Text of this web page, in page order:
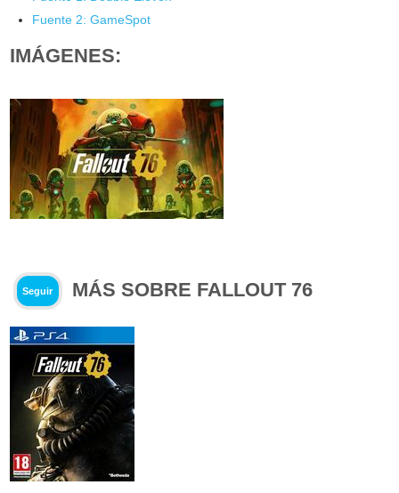
Fuente 2: GameSpot
IMÁGENES:
Seguir MÁS SOBRE FALLOUT 76